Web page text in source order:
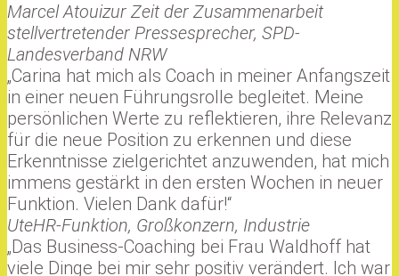
Marcel Atouizur Zeit der Zusammenarbeit
stellvertretender Pressesprecher, SPD-
Landesverband NRW
„Carina hat mich als Coach in meiner Anfangszeit
in einer neuen Führungsrolle begleitet. Meine
persönlichen Werte zu reflektieren, ihre Relevanz
für die neue Position zu erkennen und diese
Erkenntnisse zielgerichtet anzuwenden, hat mich
immens gestärkt in den ersten Wochen in neuer
Funktion. Vielen Dank dafür!“
UteHR-Funktion, Großkonzern, Industrie
„Das Business-Coaching bei Frau Waldhoff hat
viele Dinge bei mir sehr positiv verändert. Ich war